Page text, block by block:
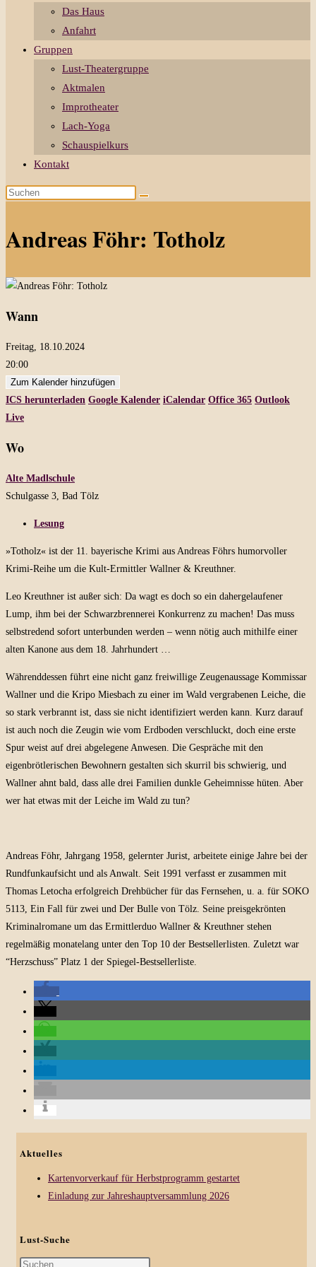
Das Haus
Anfahrt
Gruppen
Lust-Theatergruppe
Aktmalen
Improtheater
Lach-Yoga
Schauspielkurs
Kontakt
Diese
Andreas Föhr: Totholz
Wann
Freitag, 18.10.2024
20:00
Zum Kalender hinzufügen
ICS herunterladen Google Kalender iCalendar Office 365 Outlook
Live
Wo
Alte Madlschule
Schulgasse 3, Bad Tölz
Lesung
»Totholz« ist der 11. bayerische Krimi aus Andreas Föhrs humorvoller
Krimi-Reihe um die Kult-Ermittler Wallner & Kreuthner.
Leo Kreuthner ist außer sich: Da wagt es doch so ein dahergelaufener
Lump, ihm bei der Schwarzbrennerei Konkurrenz zu machen! Das muss
selbstredend sofort unterbunden werden – wenn nötig auch mithilfe einer
alten Kanone aus dem 18. Jahrhundert …
Währenddessen führt eine nicht ganz freiwillige Zeugenaussage Kommissar
Wallner und die Kripo Miesbach zu einer im Wald vergrabenen Leiche, die
so stark verbrannt ist, dass sie nicht identifiziert werden kann. Kurz darauf
ist auch noch die Zeugin wie vom Erdboden verschluckt, doch eine erste
Spur weist auf drei abgelegene Anwesen. Die Gespräche mit den
eigenbrötlerischen Bewohnern gestalten sich skurril bis schwierig, und
Wallner ahnt bald, dass alle drei Familien dunkle Geheimnisse hüten. Aber
wer hat etwas mit der Leiche im Wald zu tun?
Andreas Föhr, Jahrgang 1958, gelernter Jurist, arbeitete einige Jahre bei der
Rundfunkaufsicht und als Anwalt. Seit 1991 verfasst er zusammen mit
Thomas Letocha erfolgreich Drehbücher für das Fernsehen, u. a. für SOKO
5113, Ein Fall für zwei und Der Bulle von Tölz. Seine preisgekrönten
Kriminalromane um das Ermittlerduo Wallner & Kreuthner stehen
regelmäßig monatelang unter den Top 10 der Bestsellerlisten. Zuletzt war
“Herzschuss” Platz 1 der Spiegel-Bestsellerliste.
Aktuelles
Kartenvorverkauf für Herbstprogramm gestartet
Einladung zur Jahreshauptversammlung 2026
Lust-Suche